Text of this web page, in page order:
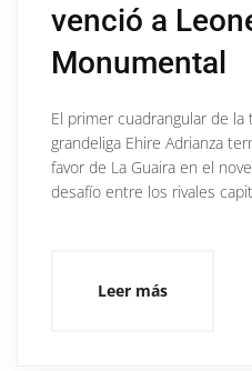
venció a
Monumental
El primer cuadrangular de la
grandeliga Ehire Adrianza
favor de La Guaira en el
desafío entre los rivales
Leer más